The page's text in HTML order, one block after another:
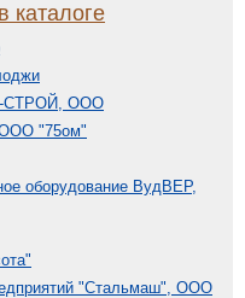
каталоге
СТРОЙ, ООО
"75ом"
оборудование ВудВЕР,
"Стальмаш", ООО